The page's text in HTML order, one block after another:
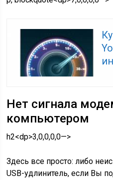
Нет сигнала
компьютером
h2<dp>3,0,0,0,0—>
Здесь все просто: либо
USB-удлинитель, если Вы